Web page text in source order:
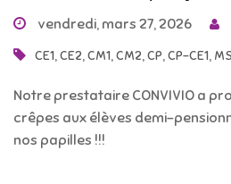
vendredi, mars 27, 2026
CE1,CE2,CM1,CM2,CP,CP-CE1,
Notre prestataire CONVIVIO a
crêpes aux élèves demi-
nos papilles !!!